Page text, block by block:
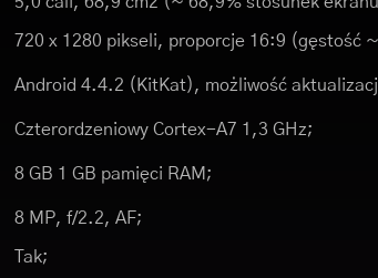
720 x 1280 pikseli, proporcje 16:9 (gęstość
Android 4.4.2 (KitKat), możliwość
Czterordzeniowy Cortex-A7 1,3 GHz;
8 GB 1 GB pamięci RAM;
8 MP, f/2.2, AF;
Tak;